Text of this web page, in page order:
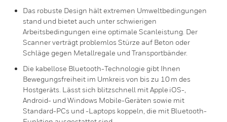
Das robuste Design hält extremen Umweltbedingungen
stand und bietet auch unter schwierigen
Arbeitsbedingungen eine optimale Scanleistung. Der
Scanner verträgt problemlos Stürze auf Beton oder
Schläge gegen Metallregale und Transportbänder.
Die kabellose Bluetooth-Technologie gibt Ihnen
Bewegungsfreiheit im Umkreis von bis zu 10 m des
Hostgeräts. Lässt sich blitzschnell mit Apple iOS-,
Android- und Windows Mobile-Geräten sowie mit
Standard-PCs und -Laptops koppeln, die mit Bluetooth-